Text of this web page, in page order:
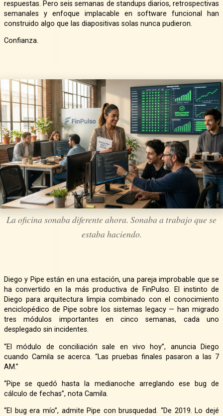
respuestas. Pero seis semanas de standups diarios, retrospectivas
semanales y enfoque implacable en software funcional han
construido algo que las diapositivas solas nunca pudieron.
Confianza.
La oficina sonaba diferente ahora. Sonaba a trabajo que se
estaba haciendo.
Diego y Pipe están en una estación, una pareja improbable que se
ha convertido en la más productiva de FinPulso. El instinto de
Diego para arquitectura limpia combinado con el conocimiento
enciclopédico de Pipe sobre los sistemas legacy — han migrado
tres módulos importantes en cinco semanas, cada uno
desplegado sin incidentes.
“El módulo de conciliación sale en vivo hoy”, anuncia Diego
cuando Camila se acerca. “Las pruebas finales pasaron a las 7
AM.”
“Pipe se quedó hasta la medianoche arreglando ese bug de
cálculo de fechas”, nota Camila.
“El bug era mío”, admite Pipe con brusquedad. “De 2019. Lo dejé